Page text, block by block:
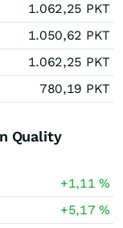
1.062,25 PKT
1.050,62 PKT
1.062,25 PKT
780,19 PKT
Quality
+1,11%
+5,17%